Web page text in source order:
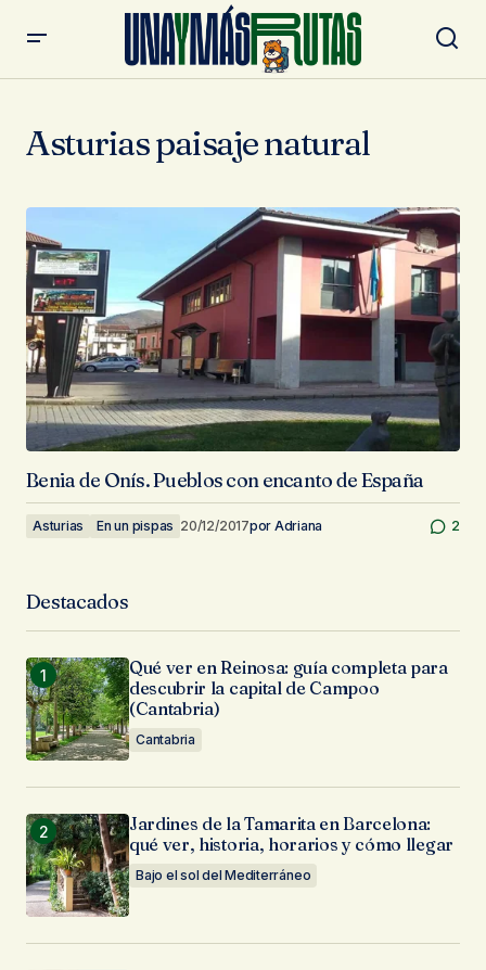
Asturias paisaje natural
Benia de Onís. Pueblos con encanto de España
Asturias En un pispas 20/12/2017por Adriana 2
Destacados
Qué ver en Reinosa: guía completa para
descubrir la capital de Campoo
(Cantabria)
Cantabria
Jardines de la Tamarita en Barcelona:
qué ver, historia, horarios y cómo llegar
Bajo el sol del Mediterráneo